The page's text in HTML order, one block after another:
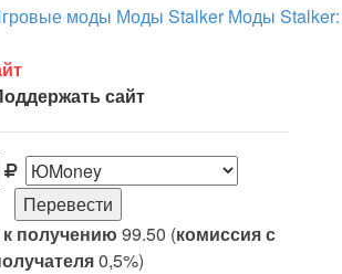
моды Моды Stalker Моды Stalker:
сайт
к получению 99.50 (комиссия с
0,5%)